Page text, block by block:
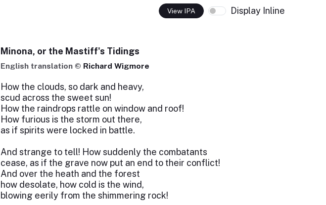
View IPA Display Inline
Minona, or the Mastiff's Tidings
English translation © Richard Wigmore
How the clouds, so dark and heavy,
scud across the sweet sun!
How the raindrops rattle on window and roof!
How furious is the storm out there,
as if spirits were locked in battle.
And strange to tell! How suddenly the combatants
cease, as if the grave now put an end to their conflict!
And over the heath and the forest
how desolate, how cold is the wind,
blowing eerily from the shimmering rock!